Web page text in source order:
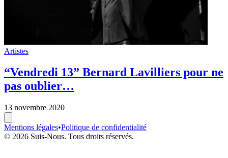
Artistes
“Vendredi 13” Bernard Lavilliers pour ne
pas oublier…
13 novembre 2020
Mentions légales•Politique de confidentialité
© 2026 Suis-Nous. Tous droits réservés.